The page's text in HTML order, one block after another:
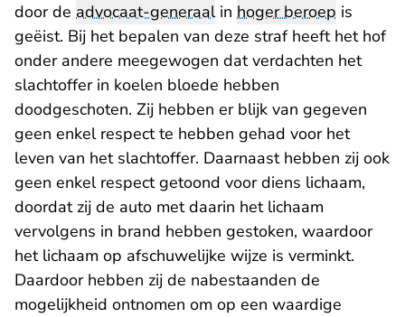
door de advocaat-generaalin hoger beroep is
geëist. Bij het bepalen van deze straf heeft het hof
onder andere meegewogen dat verdachten het
slachtoffer in koelen bloede hebben
doodgeschoten. Zij hebben er blijk van gegeven
geen enkel respect te hebben gehad voor het
leven van het slachtoffer. Daarnaast hebben zij ook
geen enkel respect getoond voor diens lichaam,
doordat zij de auto met daarin het lichaam
vervolgens in brand hebben gestoken, waardoor
het lichaam op afschuwelijke wijze is verminkt.
Daardoor hebben zij de nabestaanden de
mogelijkheid ontnomen om op een waardige